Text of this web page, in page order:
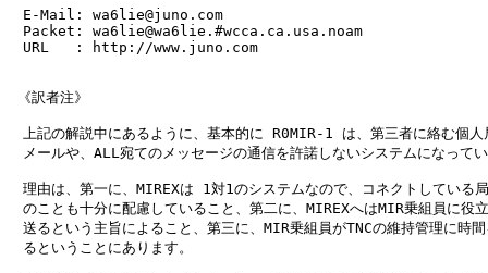
E-Mail: wa6lie@juno.com
Packet: wa6lie@wa6lie.#wcca.ca.usa.noam
URL   : http://www.juno.com
《訳者注》
上記の解説中にあるように、基本的に R0MIR-1 は、第三者に絡む個人
メールや、ALL宛てのメッセージの通信を許諾しないシステムになって
理由は、第一に、MIREXは 1対1のシステムなので、コネクトしている
のことも十分に配慮していること、第二に、MIREXへはMIR乗組員に役
送るという主旨によること、第三に、MIR乗組員がTNCの維持管理に時
るということにあります。